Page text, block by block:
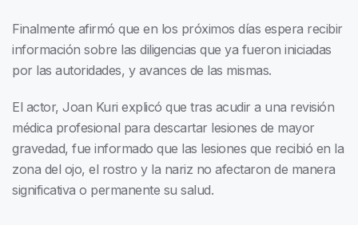
Finalmente afirmó que en los próximos días espera recibir
información sobre las diligencias que ya fueron iniciadas
por las autoridades, y avances de las mismas.
El actor, Joan Kuri explicó que tras acudir a una revisión
médica profesional para descartar lesiones de mayor
gravedad, fue informado que las lesiones que recibió en la
zona del ojo, el rostro y la nariz no afectaron de manera
significativa o permanente su salud.